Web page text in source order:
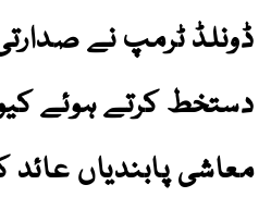
ڈونلڈ ٹرمپ نے
دستخط کرتے ہوئے
معاشی پابندیاں عائد